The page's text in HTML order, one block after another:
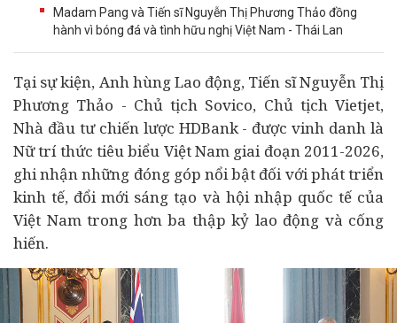
Madam Pang và Tiến sĩ Nguyễn Thị Phương Thảo đồng
hành vì bóng đá và tình hữu nghị Việt Nam - Thái Lan
Tại sự kiện, Anh hùng Lao động, Tiến sĩ Nguyễn Thị
Phương Thảo - Chủ tịch Sovico, Chủ tịch Vietjet,
Nhà đầu tưchiến lược HDBank - được vinh danh là
Nữ trí thức tiêu biểu Việt Nam giai đoạn 2011-2026,
ghi nhận những đóng góp nổi bật đối với phát triển
kinh tế, đổi mới sáng tạo và hội nhập quốc tế của
Việt Nam trong hơn ba thập kỷ lao động và cống
hiến.